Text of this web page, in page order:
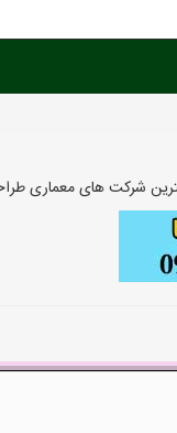
شرکت های معماری